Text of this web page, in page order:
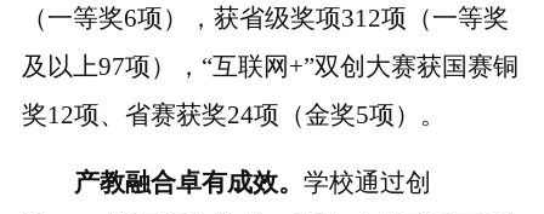
（一等奖6项），获省级奖项312项（一等奖
及以上97项） ， “互联网+”双创大赛获国赛铜
奖12项、省赛获奖24项 （金奖5项）。
产教融合卓有成效。 学校通过创